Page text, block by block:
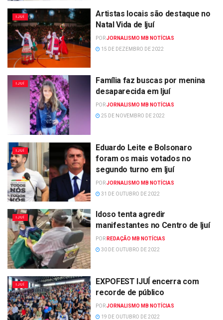
IJUÍ
Artistas locais são destaque no
Natal Vida de Ijuí
PORJORNALISMO MB NOTÍCIAS
15 DE DEZEMBRO DE 2022
IJUÍ
Família faz buscas por menina
desaparecida em Ijuí
PORJORNALISMO MB NOTÍCIAS
25 DE NOVEMBRO DE 2022
IJUÍ
Eduardo Leite e Bolsonaro
foram os mais votados no
segundo turno em Ijuí
PORJORNALISMO MB NOTÍCIAS
31 DE OUTUBRO DE 2022
IJUÍ
Idoso tenta agredir
manifestantes no Centro de Ijuí
POR REDAÇÃO MB NOTÍCIAS
30 DE OUTUBRO DE 2022
IJUÍ
EXPOFEST IJUÍ encerra com
recorde de público
PORJORNALISMO MB NOTÍCIAS
19 DE OUTUBRO DE 2022